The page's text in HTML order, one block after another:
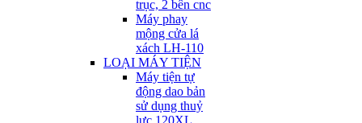
trục, 2 bên cnc
Máy phay
mộng cửa lá
xách LH-110
LOẠI MÁY TIỆN
Máy tiện tự
động dao bản
sử dụng thuỷ
lực 120XL